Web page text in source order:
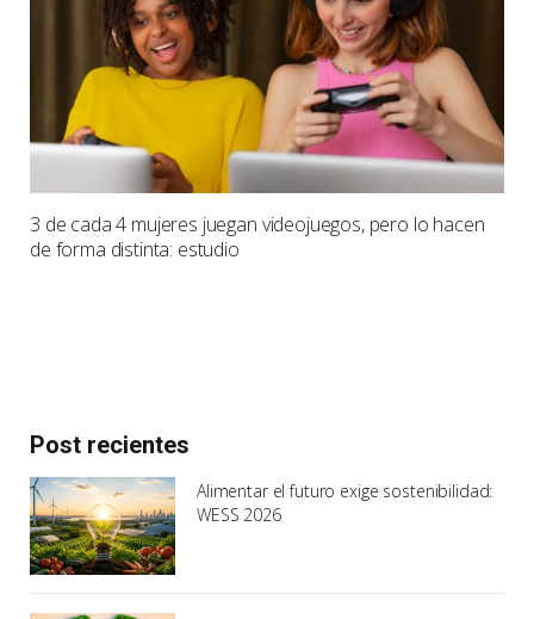
3 de cada 4 mujeres juegan videojuegos, pero lo hacen
de forma distinta: estudio
Post recientes
Alimentar el futuro exige sostenibilidad:
WESS 2026